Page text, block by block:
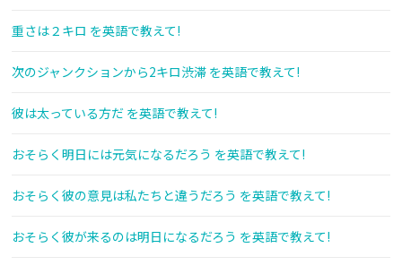
重さは２キロ を英語で教えて!
次のジャンクションから2キロ渋滞 を英語で教えて!
彼は太っている方だ を英語で教えて!
おそらく明日には元気になるだろう を英語で教えて!
おそらく彼の意見は私たちと違うだろう を英語で教えて!
おそらく彼が来るのは明日になるだろう を英語で教えて!